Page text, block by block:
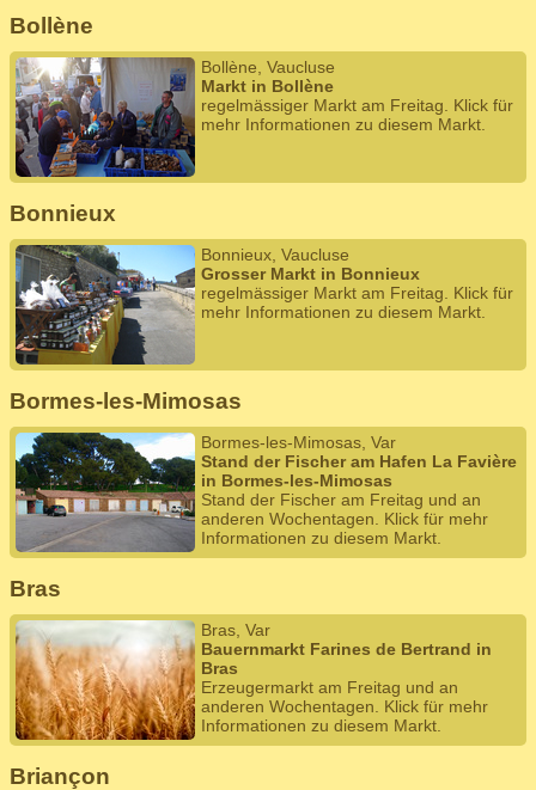
Bollène
Bollène, Vaucluse
Markt in Bollène
regelmässiger Markt am Freitag. Klick für
mehr Informationen zu diesem Markt.
Bonnieux
Bonnieux, Vaucluse
Grosser Markt in Bonnieux
regelmässiger Markt am Freitag. Klick für
mehr Informationen zu diesem Markt.
Bormes-les-Mimosas
Bormes-les-Mimosas, Var
Stand der Fischer am Hafen La Favière
in Bormes-les-Mimosas
Stand der Fischer am Freitag und an
anderen Wochentagen. Klick für mehr
Informationen zu diesem Markt.
Bras
Bras, Var
Bauernmarkt Farines de Bertrand in
Bras
Erzeugermarkt am Freitag und an
anderen Wochentagen. Klick für mehr
Informationen zu diesem Markt.
Briançon